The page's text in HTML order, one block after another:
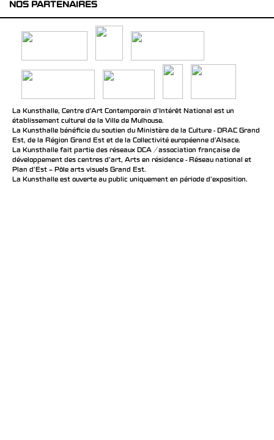
NOS PARTENAIRES
La Kunsthalle, Centre d’Art Contemporain d’Intérêt National est un
établissement culturel de la Ville de Mulhouse.
La Kunsthalle bénéficie du soutien du Ministère de la Culture - DRAC Grand
Est, de la Région Grand Est et de la Collectivité européenne d’Alsace.
La Kunsthalle fait partie des réseaux DCA / association française de
développement des centres d'art, Arts en résidence - Réseau national et
Plan d’Est – Pôle arts visuels Grand Est.
La Kunsthalle est ouverte au public uniquement en période d'exposition.